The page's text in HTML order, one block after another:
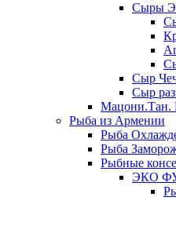
Сыры
Сыр
Сыр
Мацони.Тан.
Рыба из Армении
Рыба
Рыба
Рыбные
ЭКО